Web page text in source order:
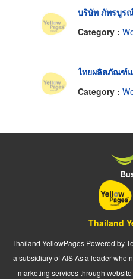
บริษัท ภัทรบูร
Category :
ไทยผลิตภัณฑ์
Category :
Thailand
Thailand YellowPages Powered by
a subsidiary of AIS As a leader who
marketing services through